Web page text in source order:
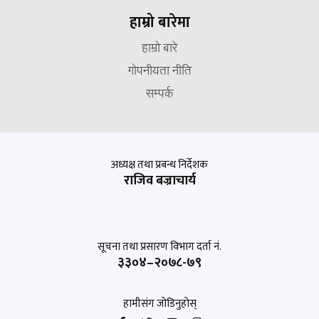
हाम्रो बारेमा
हाम्रो बारे
गोपनीयता नीति
सम्पर्क
अध्यक्ष तथा प्रबन्ध निर्देशक
राजिव बज्राचार्य
सूचना तथा प्रसारण विभाग दर्ता नं.
३३०४–२०७८-७९
हामीसंग जोडिनुहोस्